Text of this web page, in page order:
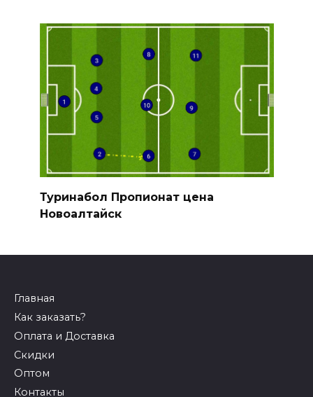
Туринабол Пропионат цена
Новоалтайск
Главная
Как заказать?
Оплата и Доставка
Скидки
Оптом
Контакты